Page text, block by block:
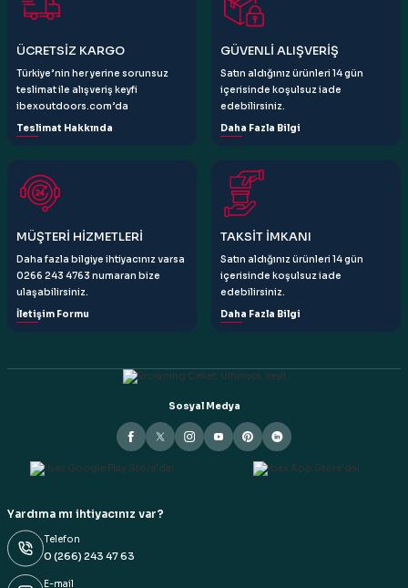
Ürün açıklamasında eksik bilgiler bulunuyor.
Bu ürüne benzer farklı alternatifler olmalı.
Gönder
ÜCRETSİZ KARGO
Türkiye’nin her yerine sorunsuz
teslimat ile alışveriş keyfi
ibexoutdoors.com’da
Teslimat Hakkında
GÜVENLİ ALIŞVERİŞ
Satın aldığınız ürünleri 14 gün
içerisinde koşulsuz iade
edebilirsiniz.
Daha Fazla Bilgi
MÜŞTERİ HİZMETLERİ
Daha fazla bilgiye ihtiyacınız varsa
0266 243 4763 numaran bize
ulaşabilirsiniz.
İletişim Formu
TAKSİT İMKANI
Satın aldığınız ürünleri 14 gün
içerisinde koşulsuz iade
edebilirsiniz.
Daha Fazla Bilgi
Sosyal Medya
Yardıma mı ihtiyacınız var?
Telefon
0 (266) 243 47 63
E-mail